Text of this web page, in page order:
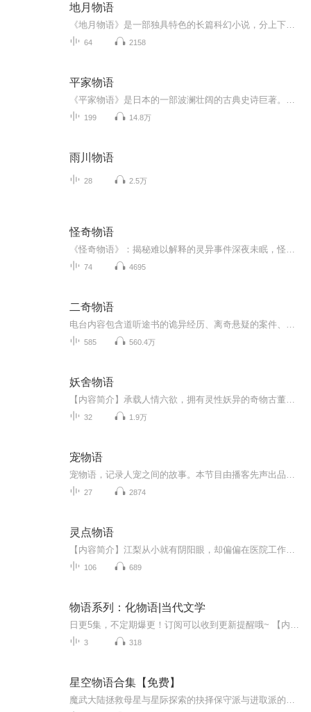
地月物语
64 2158
平家物语
199 14.8万
雨川物语
28 2.5万
怪奇物语
74 4695
二奇物语
585 560.4万
妖舍物语
32 1.9万
宠物语
27 2874
灵点物语
106 689
物语系列：化物语|当代文学
3 318
星空物语合集【免费】